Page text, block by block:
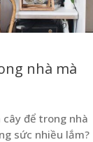
nhà mà
cây để trong nhà
sức nhiều lắm?